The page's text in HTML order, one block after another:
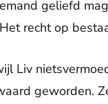
geliefd
recht op
Liv
geworden.